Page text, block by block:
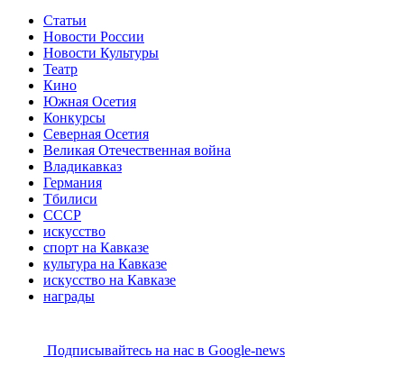
Статьи
Новости России
Новости Культуры
Театр
Кино
Южная Осетия
Конкурсы
Северная Осетия
Великая Отечественная война
Владикавказ
Германия
Тбилиси
СССР
искусство
спорт на Кавказе
культура на Кавказе
искусство на Кавказе
награды
Подписывайтесь на наc в Google-news